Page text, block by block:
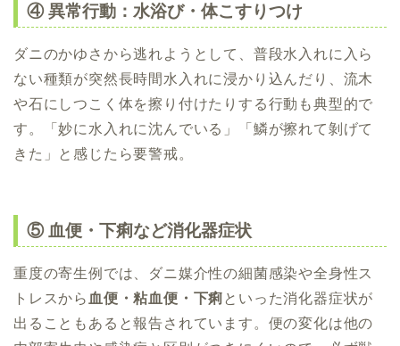
④ 異常行動：水浴び・体こすりつけ
ダニのかゆさから逃れようとして、普段水入れに入ら
ない種類が突然長時間水入れに浸かり込んだり、流木
や石にしつこく体を擦り付けたりする行動も典型的で
す。「妙に水入れに沈んでいる」「鱗が擦れて剝げて
きた」と感じたら要警戒。
⑤ 血便・下痢など消化器症状
重度の寄生例では、ダニ媒介性の細菌感染や全身性ス
トレスから 血便・粘血便・下痢といった消化器症状が
出ることもあると報告されています。便の変化は他の